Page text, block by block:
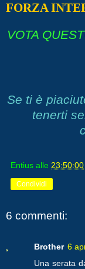
FORZA
VOTA
Se ti è
tenerti
Entius alle 23:50:00
Condividi
6 commenti:
Brother 6
Una serata